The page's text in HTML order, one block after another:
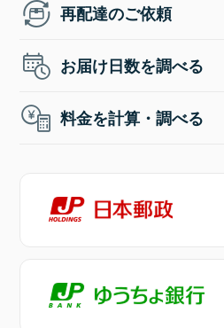
再配達のご依頼
お届け日数を調べる
料金を計算・調べる